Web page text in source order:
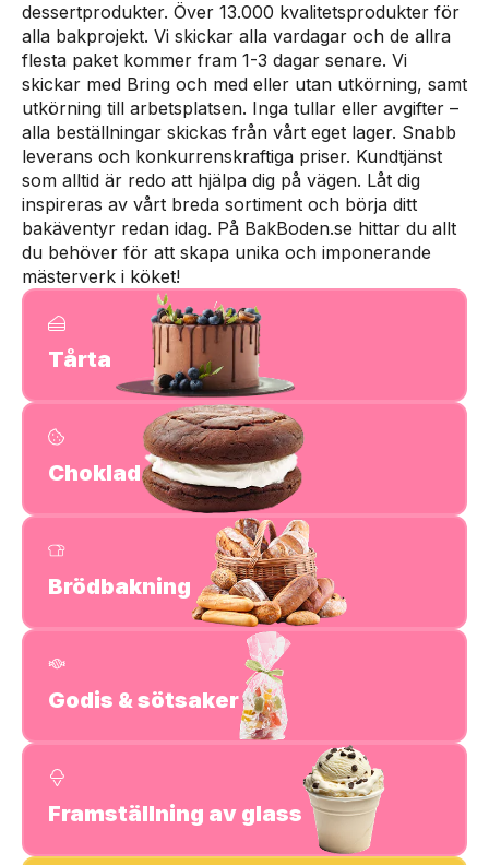
dessertprodukter. Över 13.000 kvalitetsprodukter för
alla bakprojekt. Vi skickar alla vardagar och de allra
flesta paket kommer fram 1-3 dagar senare. Vi
skickar med Bring och med eller utan utkörning, samt
utkörning till arbetsplatsen. Inga tullar eller avgifter –
alla beställningar skickas från vårt eget lager. Snabb
leverans och konkurrenskraftiga priser. Kundtjänst
som alltid är redo att hjälpa dig på vägen. Låt dig
inspireras av vårt breda sortiment och börja ditt
bakäventyr redan idag. På BakBoden.se hittar du allt
du behöver för att skapa unika och imponerande
mästerverk i köket!
Tårta
Choklad
Brödbakning
Godis & sötsaker
Framställning av glass